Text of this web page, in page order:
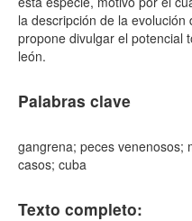
la descripción de la
propone divulgar el potencial
león.
Palabras clave
gangrena; peces venenosos;
casos; cuba
Texto completo: